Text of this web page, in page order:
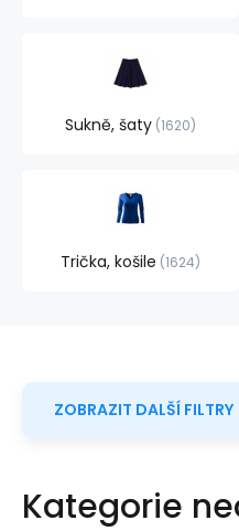
Sukně, šaty 1620
Trička, košile 1624
ZOBRAZIT DALŠÍ FILTRY
Kategorie